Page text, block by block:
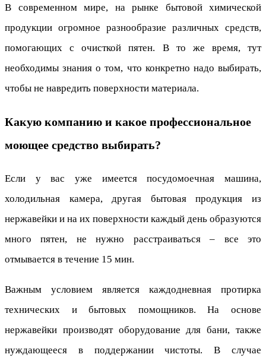
В современном мире, на рынке бытовой химической
продукции огромное разнообразие различных средств,
помогающих с очисткой пятен. В то же время, тут
необходимы знания о том, что конкретно надо выбирать,
чтобы не навредить поверхности материала.
Какую компанию и какое профессиональное
моющее средство выбирать?
Если у вас уже имеется посудомоечная машина,
холодильная камера, другая бытовая продукция из
нержавейки и на их поверхности каждый день образуются
много пятен, не нужно расстраиваться – все это
отмывается в течение 15 мин.
Важным условием является каждодневная протирка
технических и бытовых помощников. На основе
нержавейки производят оборудование для бани, также
нуждающееся в поддержании чистоты. В случае